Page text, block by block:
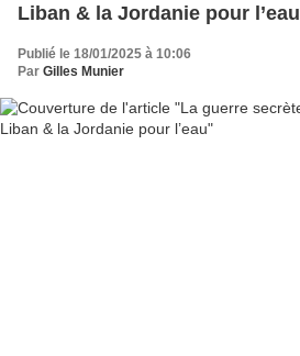
Liban & la Jordanie pour l’eau
Publié le 18/01/2025 à 10:06
Par Gilles Munier